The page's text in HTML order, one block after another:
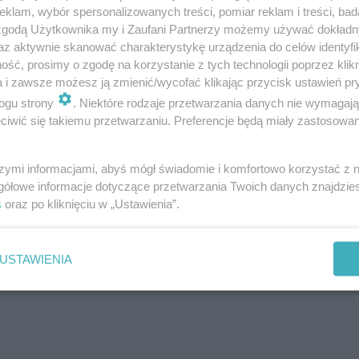
urządzeń grzewczych na paliwa stałe. Są
do komory spalania, dzięki czemu ogień może
ma także mechaniczny wyciąg dymu, który
Dzięki temu króciec wylotu dymu ma bardzo
i wysokości komina, do którego można go
precyzyjnie regulować) i sprawność ponad 80%.
wybór spersonalizowanych treści, pomiar reklam i treści,
Użytkownika my i Zaufani Partnerzy możemy używać
aktywnie skanować charakterystykę urządzenia do celów
prosimy o zgodę na korzystanie z tych technologii poprzez
i zawsze możesz ją zmienić/wycofać klikając przycisk ustawień
strony
. Niektóre rodzaje przetwarzania danych nie
się takiemu przetwarzaniu. Preferencje będą miały
informacjami, abyś mógł świadomie i komfortowo korzystać z
informacje dotyczące przetwarzania Twoich danych
oraz po kliknięciu w „Ustawienia”.
USTAWIENIA